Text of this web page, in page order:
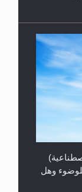
للوضوء وهل